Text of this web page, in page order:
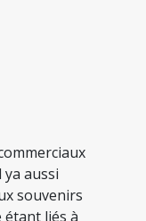
aussi
souvenirs
liés à